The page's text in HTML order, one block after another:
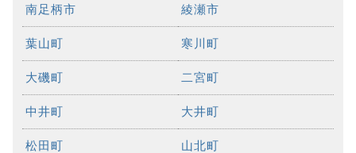
南足柄市 綾瀬市
葉山町 寒川町
大磯町 二宮町
中井町 大井町
松田町 山北町